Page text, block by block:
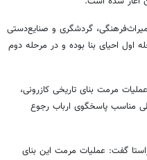
گردشگری و صنایع‌دستی
اول احیای بنا بوده و در مرحله دوم
مرمت بنای تاریخی کازرونی،
مناسب پاسخگوی ارباب رجوع
گفت: عملیات مرمت این بنای